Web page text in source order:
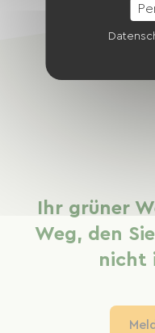
Ihr grüner
Weg, den
nicht